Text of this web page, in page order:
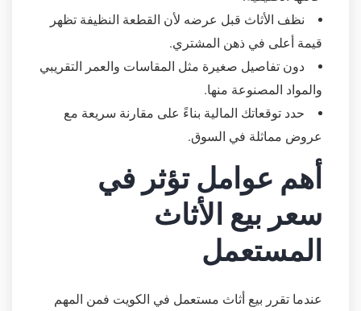
نظف الأثاث قبل عرضه لأن القطعة النظيفة تظهر
قيمة أعلى في ذهن المشتري.
دون تفاصيل صغيرة مثل المقاسات والعمر التقريبي
والمواد المصنوعة منها.
حدد توقعاتك المالية بناءً على مقارنة سريعة مع
عروض مماثلة في السوق.
أهم عوامل تؤثر في
سعر بيع الأثاث
المستعمل
عندما تقرر بيع أثاث مستعمل في الكويت فمن المهم